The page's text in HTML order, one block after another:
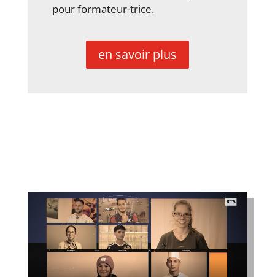
pour formateur-trice.
en savoir plus